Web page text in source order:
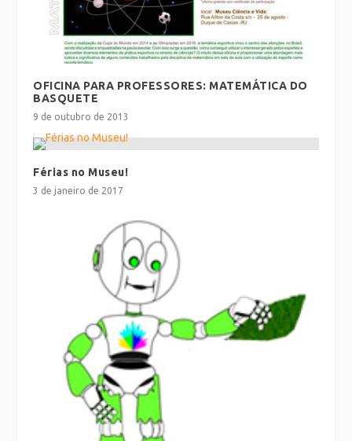
OFICINA PARA PROFESSORES: MATEMÁTICA DO
BASQUETE
9 de outubro de 2013
Férias no Museu!
3 de janeiro de 2017